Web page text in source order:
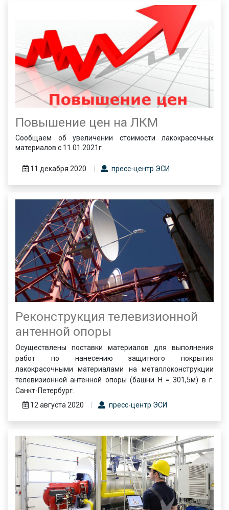
Повышение цен на ЛКМ
Сообщаем об увеличении стоимости лакокрасочных
материалов с 11.01.2021г.
11 декабря 2020 пресс-центр ЭСИ
Реконструкция телевизионной
антенной опоры
Осуществлены поставки материалов для выполнения
работ по нанесению защитного покрытия
лакокрасочными материалами на металлоконструкции
телевизионной антенной опоры (башни H = 301,5м) в г.
Санкт-Петербург.
12 августа 2020
пресс-центр ЭСИ